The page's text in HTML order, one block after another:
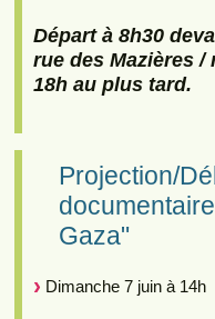
Départ à 8h30
rue des Mazières /
18h au plus tard.
Projection/
Gaza"
Dimanche 7 juin à 14h